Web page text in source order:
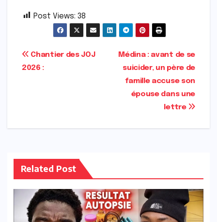
Post Views: 38
Navigation
Médina : avant de se
suicider, un père de
famille accuse son
épouse dans une
lettre
Chantier des JOJ
2026 :
Related Post